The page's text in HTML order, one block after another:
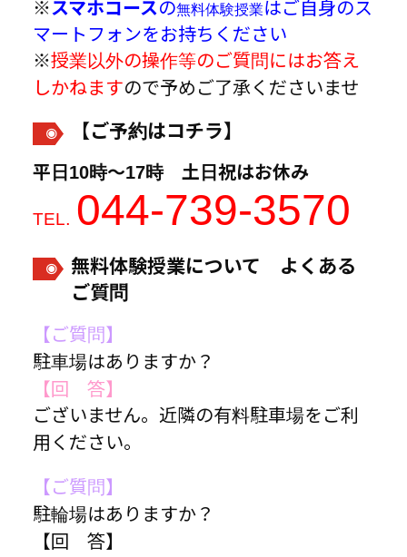
※スマホコースの無料体験授業はご自身のス
マートフォンをお持ちください
※授業以外の操作等のご質問にはお答え
しかねますので予めご了承くださいませ
【ご予約はコチラ】
平日10時～17時 土日祝はお休み
TEL. 044-739-3570
無料体験授業について よくある
ご質問
【ご質問】
駐車場はありますか？
【回 答】
ございません。近隣の有料駐車場をご利
用ください。
【ご質問】
駐輪場はありますか？
【回 答】